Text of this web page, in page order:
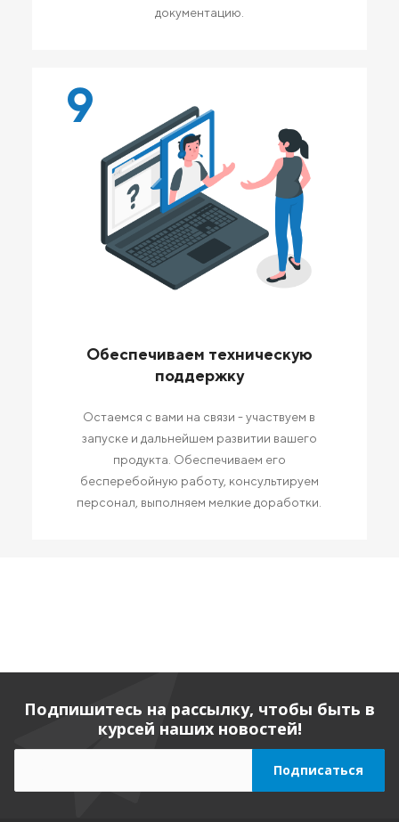
документацию.
9
Обеспечиваем техническую
поддержку
Остаемся с вами на связи - участвуем в
запуске и дальнейшем развитии вашего
продукта. Обеспечиваем его
бесперебойную работу, консультируем
персонал, выполняем мелкие доработки.
Подпишитесь на рассылку, чтобы быть в
курсей наших новостей!